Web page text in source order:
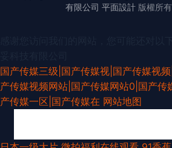
有限公司 平面設計版權所有
国产传媒三级|国产传媒视|国产传媒视
产传媒视频网站|国产传媒网站0|国产传
产传媒一区|国产传媒在 网站地图
美女九一视频 九一视频免费入口 91色视 91大神